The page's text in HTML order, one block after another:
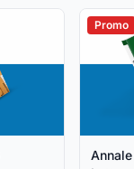
Promo